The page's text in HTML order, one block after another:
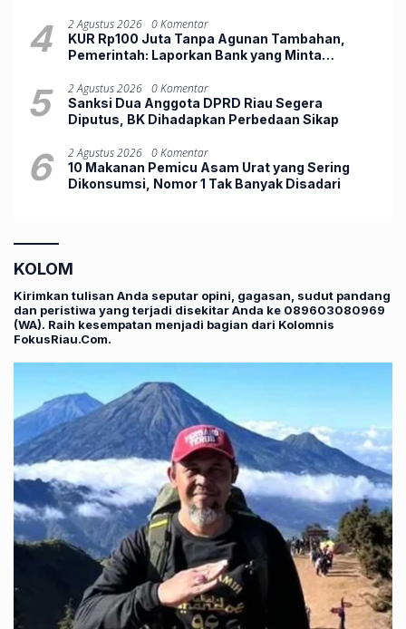
4 2 Agustus 2026 0 Komentar
KUR Rp100 Juta Tanpa Agunan Tambahan,
Pemerintah: Laporkan Bank yang Minta
5 2 Agustus 2026 0 Komentar
Sanksi Dua Anggota DPRD Riau Segera
Diputus, BK Dihadapkan Perbedaan Sikap
6 2 Agustus 2026 0 Komentar
10 Makanan Pemicu Asam Urat yang Sering
Dikonsumsi, Nomor 1 Tak Banyak Disadari
KOLOM
Kirimkan tulisan Anda seputar opini, gagasan, sudut pandang
dan peristiwa yang terjadi disekitar Anda ke 089603080969
(WA). Raih kesempatan menjadi bagian dari Kolomnis
FokusRiau.Com.